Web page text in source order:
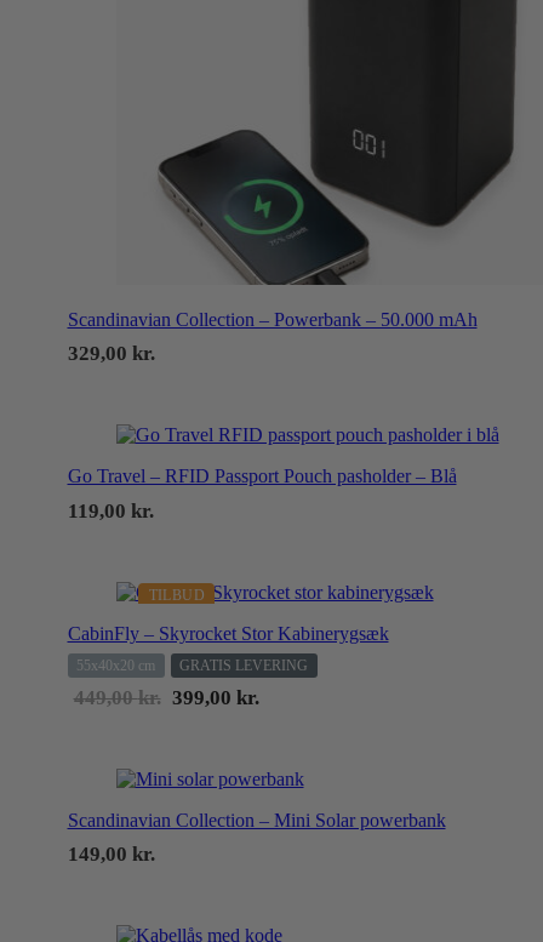
Scandinavian Collection – Powerbank – 50.000 mAh
329,00 kr.
Go Travel – RFID Passport Pouch pasholder – Blå
119,00 kr.
TILBUD
CabinFly – Skyrocket Stor Kabinerygsæk
55x40x20 cm GRATIS LEVERING
449,00kr. Den
449,00 kr..
399,00 kr.Den
399,00 kr..
Scandinavian Collection – Mini Solar powerbank
149,00 kr.